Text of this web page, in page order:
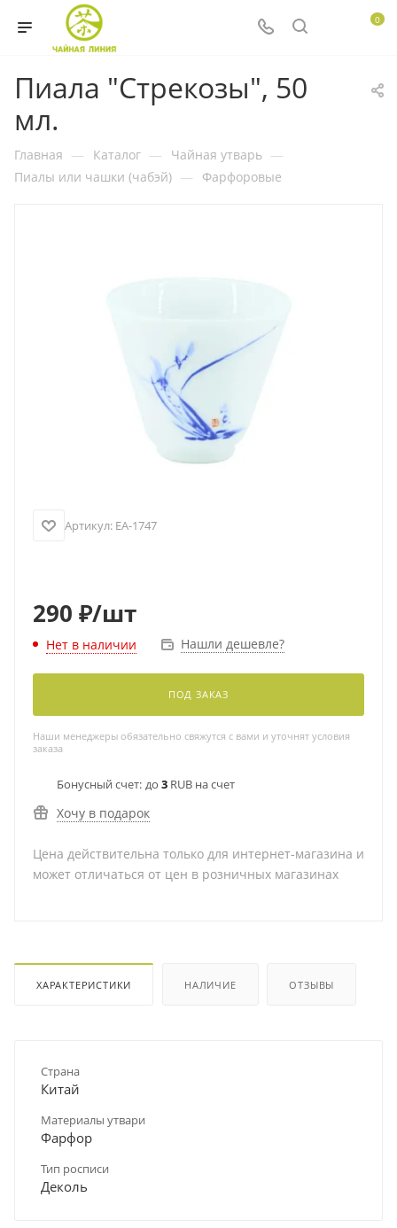
0
Пиала "Стрекозы", 50
мл.
Главная — Каталог — Чайная утварь —
Пиалы или чашки (чабэй) — Фарфоровые
Артикул: EA-1747
290 ₽/шт
Нет в наличии Нашли дешевле?
ПОД ЗАКАЗ
Наши менеджеры обязательно свяжутся с вами и уточнят условия
заказа
Бонусный счет: до 3 RUB на счет
Хочу в подарок
Цена действительна только для интернет-магазина и
может отличаться от цен в розничных магазинах
ХАРАКТЕРИСТИКИ НАЛИЧИЕ ОТЗЫВЫ
Страна
Китай
Материалы утвари
Фарфор
Тип росписи
Деколь